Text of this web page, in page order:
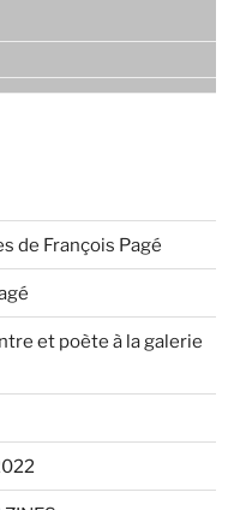
de François Pagé
et poète à la galerie